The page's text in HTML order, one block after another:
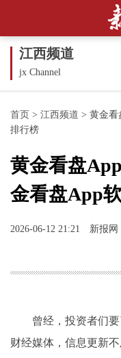
江西频道
jx Channel
首页 > 江西频道 > 黄金看
排行榜
黄金看盘
金看盘App
2026-06-12 21:21 新报网
曾经，投资者们
财经媒体，信息更新